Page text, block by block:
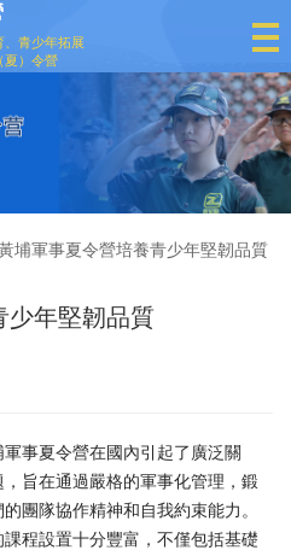
、青少年拓展
夏）令營
埔軍事夏令營培養青少年堅韌品質
少年堅韌品質
事夏令營在國內引起了廣泛關
旨在通過嚴格的軍事化管理，鍛
團隊協作精神和自我約束能力。
程設置十分豐富，不僅包括基礎